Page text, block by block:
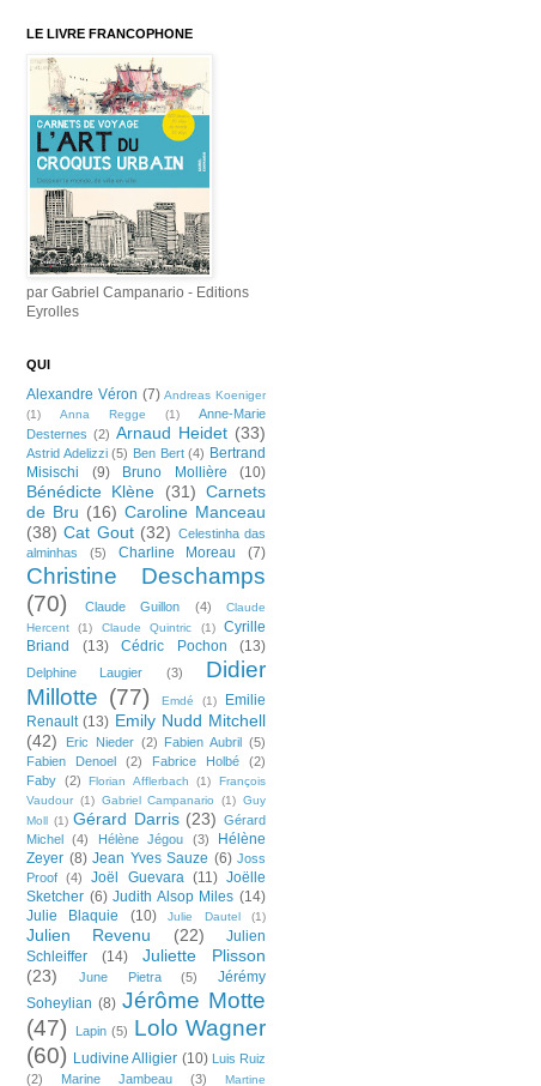
LE LIVRE FRANCOPHONE
par Gabriel Campanario - Editions
Eyrolles
QUI
Alexandre Véron (7) Andreas Koeniger
(1)
Anna Regge (1)
Anne-Marie
Desternes (2) Arnaud Heidet (33)
Astrid Adelizzi (5) Ben Bert (4) Bertrand
Misischi
(9) Bruno Mollière (10)
Bénédicte Klène (31) Carnets
de Bru (16) Caroline Manceau
(38) Cat Gout (32) Celestinha das
alminhas
(5) Charline Moreau (7)
Christine Deschamps
(70)
Claude Guillon (4)
Claude
Hercent
(1) Claude Quintric (1)
Cyrille
Briand
(13) Cédric Pochon (13)
Delphine Laugier (3)
Didier
Millotte (77) Emdé (1)
Emilie
Renault (13) Emily Nudd Mitchell
(42)
Eric Nieder (2) Fabien Aubril (5)
Fabien Denoel
(2) Fabrice Holbé
(2)
Faby (2) Florian Afflerbach (1)
François
Vaudour (1) Gabriel Campanario (1) Guy
Moll (1) Gérard Darris (23) Gérard
Michel
(4) Hélène Jégou (3)
Hélène
Zeyer (8) Jean Yves Sauze (6) Joss
Proof
(4) Joël Guevara (11) Joëlle
Sketcher (6) Judith Alsop Miles (14)
Julie Blaquie
(10) Julie Dautel (1)
Julien Revenu (22)
Julien
Schleiffer
(14)
Juliette Plisson
(23)
June Pietra (5)
Jérémy
Soheylian (8) Jérôme Motte
(47)
Lapin (5) Lolo Wagner
(60) Ludivine Alligier (10) Luis Ruiz
(2)
Marine Jambeau (3) Martine